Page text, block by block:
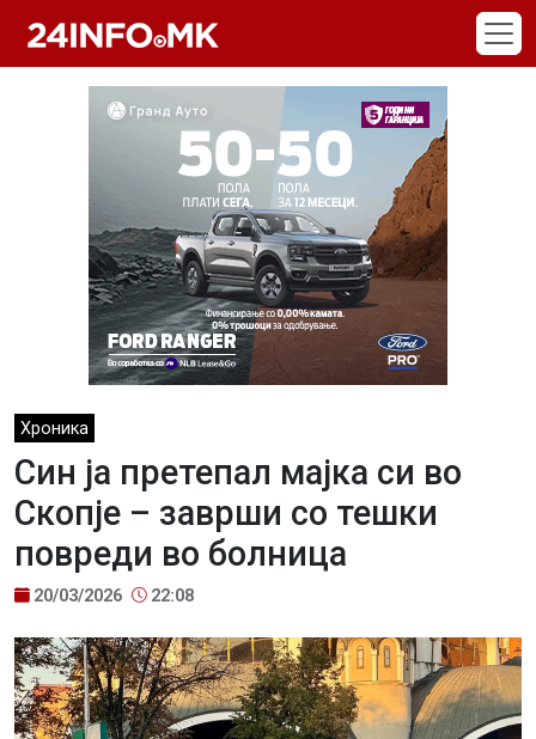
Хроника
Син ја претепал мајка си во
Скопје – заврши со тешки
повреди во болница
20/03/2026 22:08